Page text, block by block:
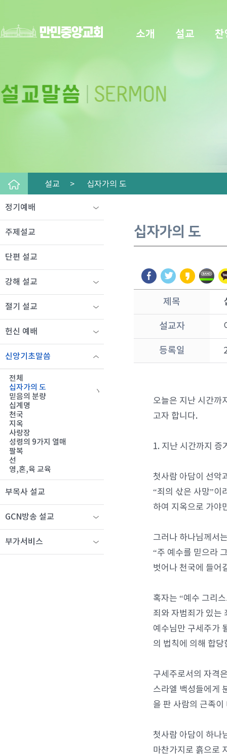
소개 설교 찬
설교 > 십자가의 도
십자가의 도
제목
설교자
등록일
오늘은 지난 시간까
고자 합니다.
1. 지난 시간까지 증
첫사람 아담이 선악
“죄의 삯은 사망”이
하여 지옥으로 가야
그러나 하나님께서
“주 예수를 믿으라
벗어나 천국에 들어
혹자는 “예수 그리
죄와 자범죄가 있는
예수님만 구세주가
의 법칙에 의해 합
구세주로서의 자격
스라엘 백성들에게
을 판 사람의 근족
첫사람 아담이 하나
마찬가지로 흙으로
정기예배
주제설교
단편 설교
강해 설교
절기 설교
헌신 예배
신앙기초말씀
전체
십자가의 도
믿음의 분량
십계명
천국
지옥
사랑장
성령의 9가지 열매
팔복
선
영,혼,육 교육
부목사 설교
GCN방송 설교
부가서비스